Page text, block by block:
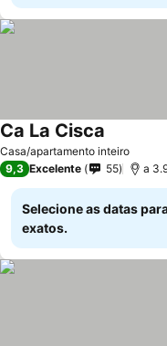
Casa/apartamento inteiro
Ca La Cisca
9,3 Excelente 55 a
Selecione as datas
exatos.